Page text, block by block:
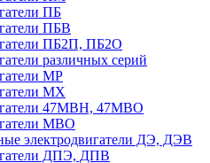
ПБ
ПБВ
ПБ2П, ПБ2О
различных серий
МР
MX
47MBH, 47МВО
MBO
электродвигатели ДЭ, ДЭВ
ДПЭ, ДПВ